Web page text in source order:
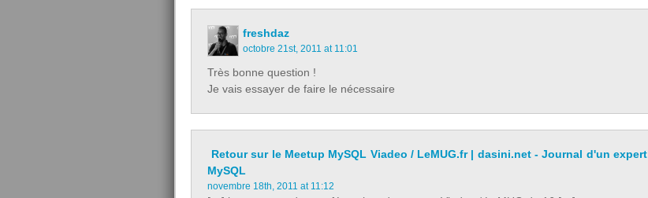
freshdaz
octobre 21st, 2011 at 11:01
Très bonne question !
Je vais essayer de faire le nécessaire
Retour sur le Meetup MySQL Viadeo / LeMUG.fr | dasini.net - Journal d'un expert
MySQL
novembre 18th, 2011 at 11:12